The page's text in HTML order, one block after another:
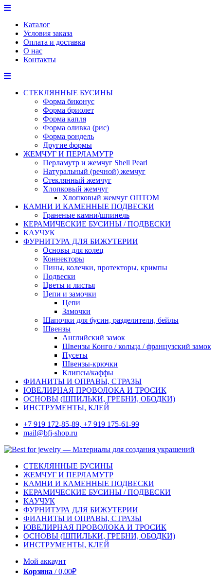
Перейти
содержимому
Каталог
Условия заказа
Оплата и доставка
О нас
Контакты
СТЕКЛЯННЫЕ БУСИНЫ
Форма биконус
Форма бриолет
Форма капля
Форма оливка (рис)
Форма рондель
Другие формы
ЖЕМЧУГ И ПЕРЛАМУТР
Перламутр и жемчуг Shell Pearl
Натуральный (речной) жемчуг
Стеклянный жемчуг
Хлопковый жемчуг
Хлопковый жемчуг ОПТОМ
КАМНИ И КАМЕННЫЕ ПОДВЕСКИ
Граненые камни/шпинель
КЕРАМИЧЕСКИЕ БУСИНЫ / ПОДВЕСКИ
КАУЧУК
ФУРНИТУРА ДЛЯ БИЖУТЕРИИ
Основы для колец
Коннекторы
Пины, колечки, протекторы, кримпы
Подвески
Цветы и листья
Цепи и замочки
Цепи
Замочки
Шапочки для бусин, разделители, бейлы
Швензы
Английский замок
Швензы Конго / кольца / французский замок
Пусеты
Швензы-крючки
Клипсы/каффы
ФИАНИТЫ И ОПРАВЫ, СТРАЗЫ
ЮВЕЛИРНАЯ ПРОВОЛОКА И ТРОСИК
ОСНОВЫ (ШПИЛЬКИ, ГРЕБНИ, ОБОДКИ)
ИНСТРУМЕНТЫ, КЛЕЙ
+7 919 172-85-89, +7 919 175-61-99
mail@bfj-shop.ru
СТЕКЛЯННЫЕ БУСИНЫ
ЖЕМЧУГ И ПЕРЛАМУТР
КАМНИ И КАМЕННЫЕ ПОДВЕСКИ
КЕРАМИЧЕСКИЕ БУСИНЫ / ПОДВЕСКИ
КАУЧУК
ФУРНИТУРА ДЛЯ БИЖУТЕРИИ
ФИАНИТЫ И ОПРАВЫ, СТРАЗЫ
ЮВЕЛИРНАЯ ПРОВОЛОКА И ТРОСИК
ОСНОВЫ (ШПИЛЬКИ, ГРЕБНИ, ОБОДКИ)
ИНСТРУМЕНТЫ, КЛЕЙ
Мой аккаунт
Корзина /0,00₽